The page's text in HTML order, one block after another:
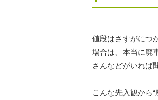
値段はさすがにつ
場合は、本当に廃
さんなどがいれば
こんな先入観から